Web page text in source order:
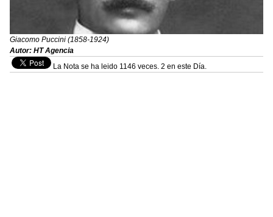
Giacomo Puccini (1858-1924)
Autor: HT Agencia
La Nota se ha leido 1146 veces. 2 en este Día.